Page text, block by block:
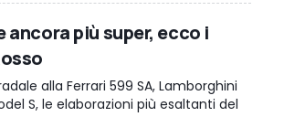
ancora più super, ecco i
alla Ferrari 599 SA, Lamborghini
S, le elaborazioni più esaltanti del